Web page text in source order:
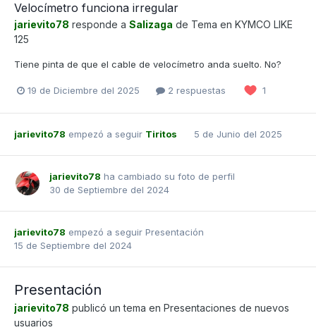
Velocímetro funciona irregular
jarievito78 responde a Salizaga de Tema en KYMCO LIKE
125
Tiene pinta de que el cable de velocímetro anda suelto. No?
19 de Diciembre del 2025 2 respuestas 1
jarievito78 empezó a seguir Tiritos 5 de Junio del 2025
jarievito78 ha cambiado su foto de perfil
30 de Septiembre del 2024
jarievito78 empezó a seguir Presentación
15 de Septiembre del 2024
Presentación
jarievito78 publicó un tema en Presentaciones de nuevos
usuarios